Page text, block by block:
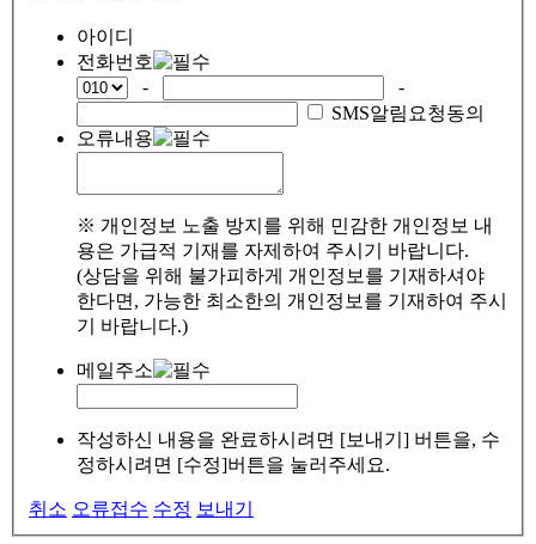
아이디
전화번호
-
-
SMS알림요청동의
오류내용
※ 개인정보 노출 방지를 위해 민감한 개인정보 내
용은 가급적 기재를 자제하여 주시기 바랍니다.
(상담을 위해 불가피하게 개인정보를 기재하셔야
한다면, 가능한 최소한의 개인정보를 기재하여 주시
기 바랍니다.)
메일주소
작성하신 내용을 완료하시려면 [보내기] 버튼을, 수
정하시려면 [수정]버튼을 눌러주세요.
취소 오류접수 수정 보내기